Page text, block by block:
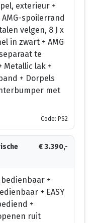
exterieur +
spoilerrand
velgen, 8 J x
in zwart + AMG
te
Metallic lak +
+ Dorpels
met
Code: PS2
€ 3.390,-
+
+ EASY
+
ruit